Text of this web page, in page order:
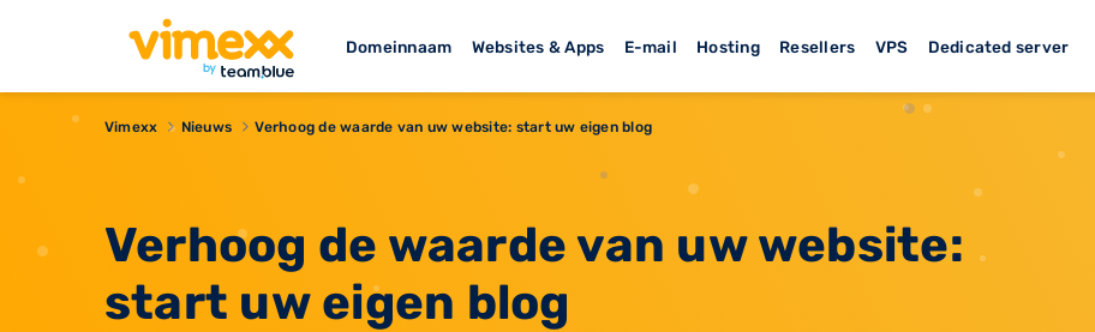
Domeinnaam Websites & Apps E-mail Hosting Resellers VPS Dedicated server
Vimexx Nieuws Verhoog de waarde van uw website: start uw eigen blog
Verhoog de waarde van uw website:
start uw eigen blog